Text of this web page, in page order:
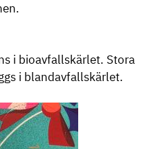
i bioavfallskärlet. Stora
i blandavfallskärlet.